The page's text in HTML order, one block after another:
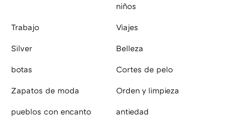
niños
Trabajo Viajes
Silver Belleza
botas Cortes de pelo
Zapatos de moda Orden y limpieza
pueblos con encanto antiedad